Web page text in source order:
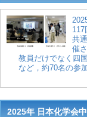
共
催
教員だけでなく四
など，約70名の参
2025年 日本化学会